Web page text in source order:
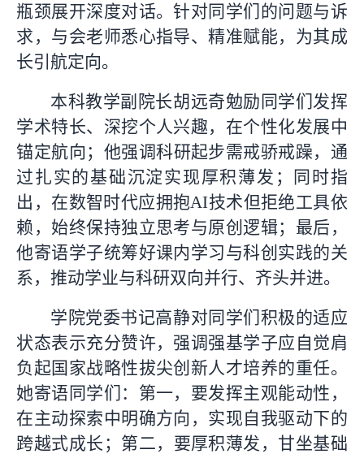
瓶颈展开深度对话。针对同学们的问题与诉
求，与会老师悉心指导、精准赋能，为其成
长引航定向。
本科教学副院长胡远奇勉励同学们发挥
学术特长、深挖个人兴趣，在个性化发展中
锚定航向；他强调科研起步需戒骄戒躁，通
过扎实的基础沉淀实现厚积薄发；同时指
出，在数智时代应拥抱AI技术但拒绝工具依
赖，始终保持独立思考与原创逻辑；最后，
他寄语学子统筹好课内学习与科创实践的关
系，推动学业与科研双向并行、齐头并进。
学院党委书记高静对同学们积极的适应
状态表示充分赞许，强调强基学子应自觉肩
负起国家战略性拔尖创新人才培养的重任。
她寄语同学们：第一，要发挥主观能动性，
在主动探索中明确方向，实现自我驱动下的
跨越式成长；第二，要厚积薄发，甘坐基础